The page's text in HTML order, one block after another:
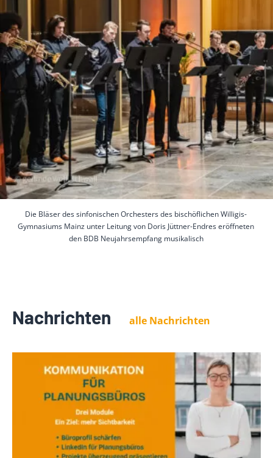
Die Bläser des sinfonischen Orchesters des bischöflichen Willigis-
Gymnasiums Mainz unter Leitung von Doris Jüttner-Endres eröffneten
den BDB Neujahrsempfang musikalisch
Nachrichten alle Nachrichten